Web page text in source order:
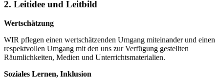
2. Leitidee und Leitbild
Wertschätzung
WIR pflegen einen wertschätzenden Umgang miteinander und einen
respektvollen Umgang mit den uns zur Verfügung gestellten
Räumlichkeiten, Medien und Unterrichtsmaterialien.
Soziales Lernen, Inklusion